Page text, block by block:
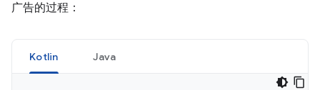
广告的过程：
Kotlin Java